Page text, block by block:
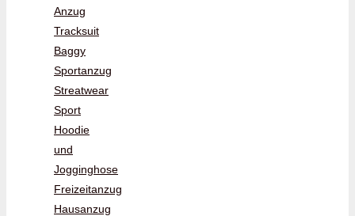
Anzug
Tracksuit
Baggy
Sportanzug
Streatwear
Sport
Hoodie
und
Jogginghose
Freizeitanzug
Hausanzug